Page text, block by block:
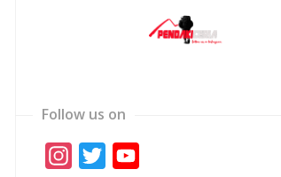
Follow us on
Instagram
Twitter